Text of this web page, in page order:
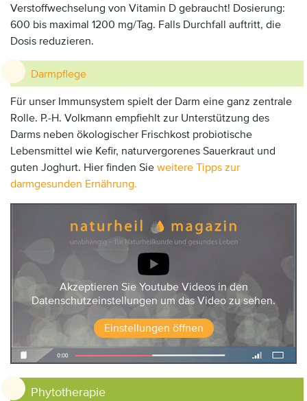
Verstoffwechselung von Vitamin D gebraucht! Dosierung:
600 bis maximal 1200 mg/Tag. Falls Durchfall auftritt, die
Dosis reduzieren.
Darmpflege
Für unser Immunsystem spielt der Darm eine ganz zentrale
Rolle. P.-H. Volkmann empfiehlt zur Unterstützung des
Darms neben ökologischer Frischkost probiotische
Lebensmittel wie Kefir, naturvergorenes Sauerkraut und
guten Joghurt. Hier finden Sie weitere Tipps zur
darmgesunden Ernährung.
Akzeptieren Sie Youtube Videos in den
Datenschutzeinstellungen um das Video zu sehen.
Einstellungen öffnen
Phytotherapie